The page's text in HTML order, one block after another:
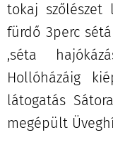
tokaj szőlészet
fürdő 3perc
,séta
Hollóházáig
látogatás
megépült